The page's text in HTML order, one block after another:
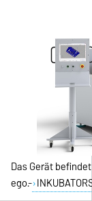
Das Gerät
ego.-